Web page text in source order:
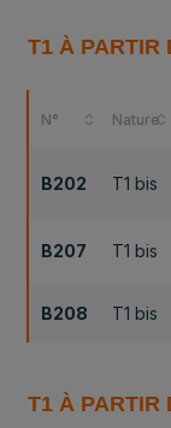
T1 À PARTIR
N° Nature
B202 T1 bis
B207 T1 bis
B208 T1 bis
T1 À PARTIR